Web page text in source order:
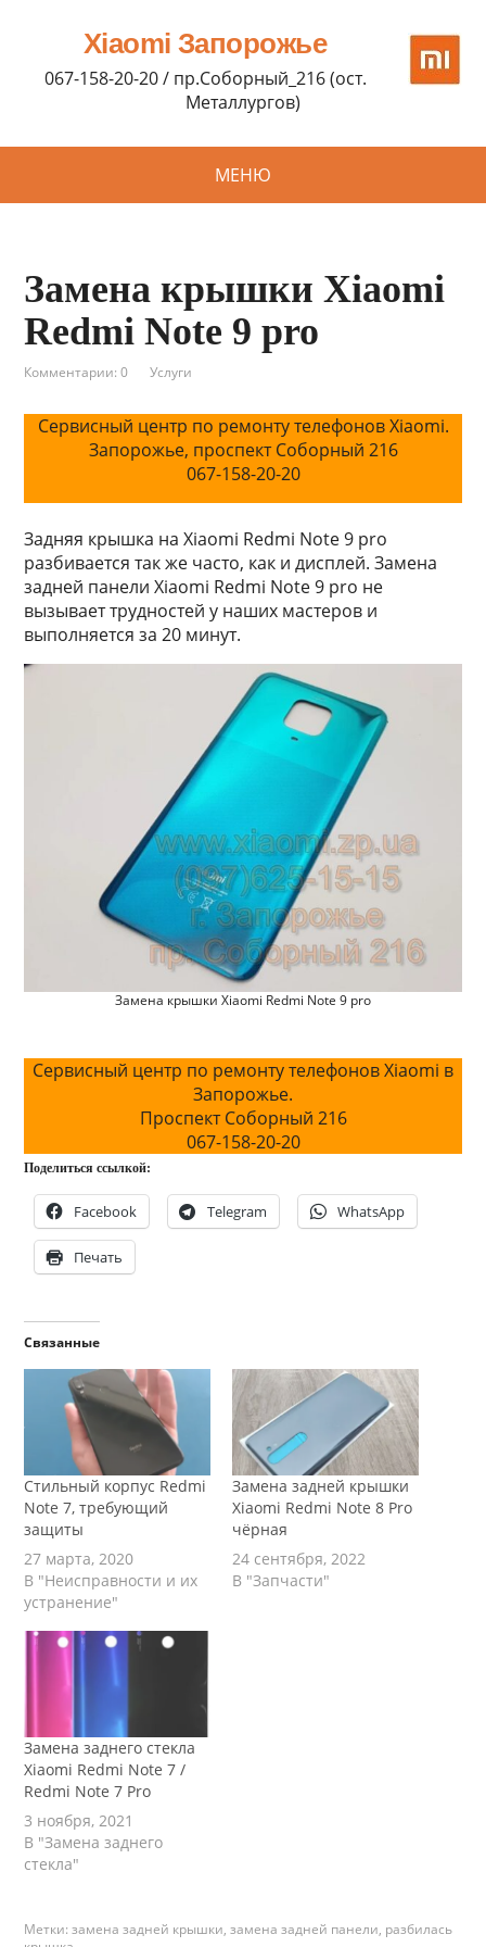
Xiaomi Запорожье
067-158-20-20 / пр.Соборный_216 (ост.
Металлургов)
МЕНЮ
Замена крышки Xiaomi
Redmi Note 9 pro
Комментарии: 0 Услуги
Сервисный центр по ремонту телефонов Xiaomi.
Запорожье, проспект Соборный 216
067-158-20-20
Задняя крышка на Xiaomi Redmi Note 9 pro
разбивается так же часто, как и дисплей. Замена
задней панели Xiaomi Redmi Note 9 pro не
вызывает трудностей у наших мастеров и
выполняется за 20 минут.
Замена крышки Xiaomi Redmi Note 9 pro
Сервисный центр по ремонту телефонов Xiaomi в
Запорожье.
Проспект Соборный 216
067-158-20-20
Поделиться ссылкой:
Facebook Telegram WhatsApp
Печать
Связанные
Стильный корпус Redmi
Note 7, требующий
защиты
27 марта, 2020
В "Неисправности и их
устранение"
Замена задней крышки
Xiaomi Redmi Note 8 Pro
чёрная
24 сентября, 2022
В "Запчасти"
Замена заднего стекла
Xiaomi Redmi Note 7 /
Redmi Note 7 Pro
3 ноября, 2021
В "Замена заднего
стекла"
Метки:замена задней крышки,замена задней панели, разбилась